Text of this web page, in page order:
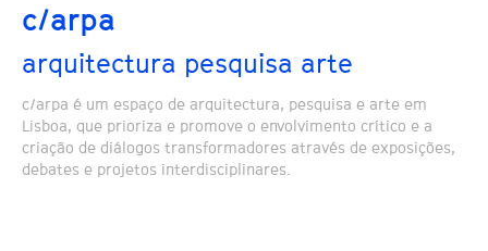
c/arpa
arquitectura pesquisa arte
c/arpa é um espaço de arquitectura, pesquisa e arte em
Lisboa, que prioriza e promove o envolvimento crítico e a
criação de diálogos transformadores através de exposições,
debates e projetos interdisciplinares.